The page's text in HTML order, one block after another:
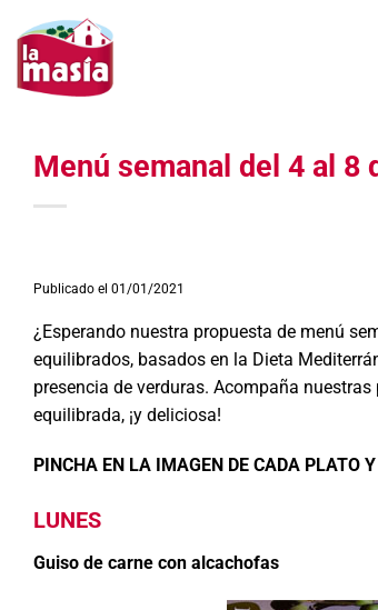
contenido
Menú semanal del 4 al 8
Publicado el 01/01/2021
¿Esperando nuestra propuesta de menú
equilibrados, basados en la Dieta
presencia de verduras. Acompaña
equilibrada, ¡y deliciosa!
PINCHA EN LA IMAGEN DE CADA PLATO
LUNES
Guiso de carne con alcachofas